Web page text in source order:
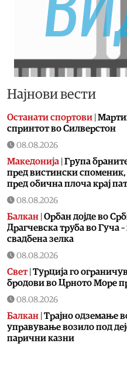
Најнови вести
Останати спортови |
спринтот во Силверстон
08.08.2026
Македонија | Група
пред вистински
пред обична плоча крај
08.08.2026
Балкан | Орбан дојде во
Драгчевска труба во Гуча
свадбена зелка
08.08.2026
Свет| Турција го
бродови во Црното Море
08.08.2026
Балкан | Трајно одземање
управување возило под
парични казни